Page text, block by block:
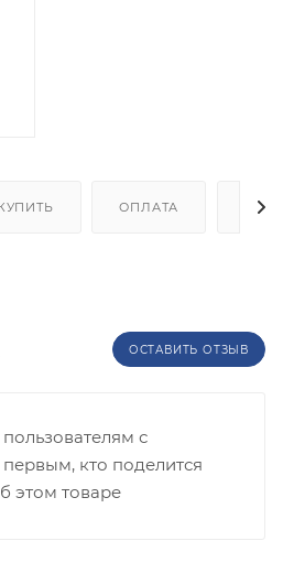
ОПЛАТА
ОСТАВИТЬ ОТЗЫВ
с
кто поделится
этом товаре